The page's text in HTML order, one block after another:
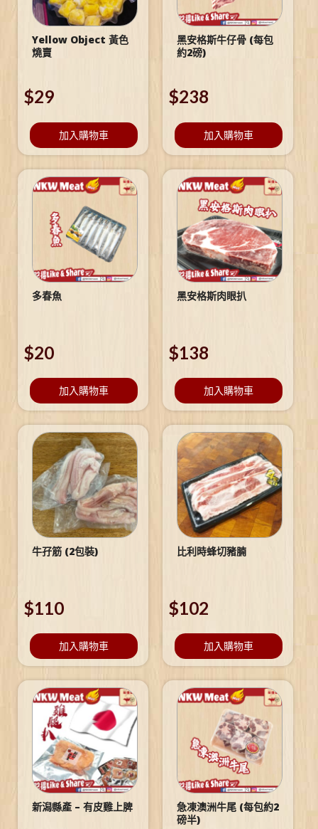
Yellow Object 黃色
燒賣
$29
加入購物車
黑安格斯牛仔骨 (每包
約2磅)
$238
加入購物車
多春魚
$20
加入購物車
黑安格斯肉眼扒
$138
加入購物車
牛孖筋 (2包裝)
$110
加入購物車
比利時蜂切豬腩
$102
加入購物車
新潟縣產 – 有皮雞上脾
急凍澳洲牛尾 (每包約2
磅半)